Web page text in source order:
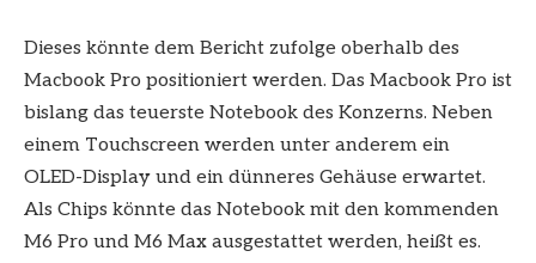
Dieses könnte dem Bericht zufolge oberhalb des
Macbook Pro positioniert werden. Das Macbook Pro ist
bislang das teuerste Notebook des Konzerns. Neben
einem Touchscreen werden unter anderem ein
OLED-Display und ein dünneres Gehäuse erwartet.
Als Chips könnte das Notebook mit den kommenden
M6 Pro und M6 Max ausgestattet werden, heißt es.